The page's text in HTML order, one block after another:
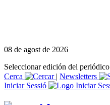
08 de agost de 2026
Seleccionar edición del periódico
Cerca
| Newsletters
Iniciar Sessió